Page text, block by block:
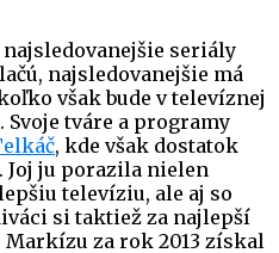
seriály
najsledovanejšie má
však bude v televíznej
Svoje tváre a programy
, kde však dostatok
Joj ju porazila nielen
televíziu, ale aj so
si taktiež za najlepší
za rok 2013 získal